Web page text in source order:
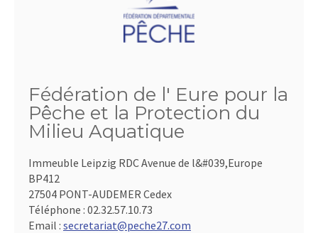
Fédération de l' Eure pour la
Pêche et la Protection du
Milieu Aquatique
Immeuble Leipzig RDC Avenue de l&#039,Europe
BP412
27504 PONT-AUDEMER Cedex
Téléphone : 02.32.57.10.73
Email : secretariat@peche27.com